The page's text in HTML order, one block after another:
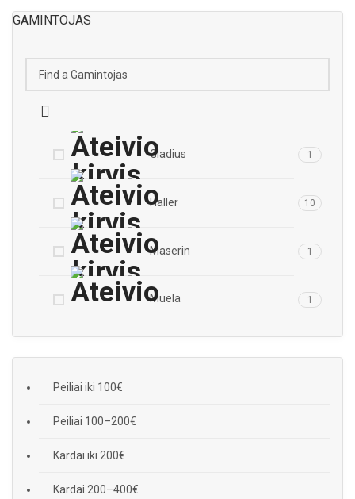
GAMINTOJAS
Gladius 1
Haller 10
Maserin 1
Muela 1
Peiliai iki 100€
Peiliai 100–200€
Kardai iki 200€
Kardai 200–400€